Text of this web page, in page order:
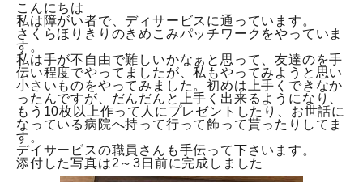
INFORMATION
初めての方へ
ショッピングガイド
よくあるご質問
カタログ請求
お問い合わせ
こんにちは
私は障がい者で、ディサービスに通っています。
さくらほりきりのきめこみパッチワークをやっていま
す。
私は手が不自由で難しいかなぁと思って、友達のを手
伝い程度でやってましたが、私もやってみようと思い
小さいものをやってみました。初めは上手くできなか
ったんですが、だんだんと上手く出来るようになり、
もう10枚以上作って人にプレゼントしたり、お世話に
なっている病院へ持って行って飾って貰ったりしてま
す。
デイサービスの職員さんも手伝って下さいます。
添付した写真は2～3日前に完成しました